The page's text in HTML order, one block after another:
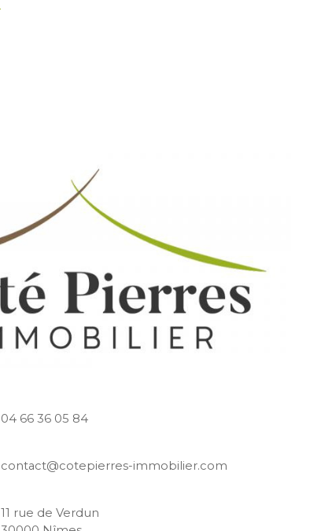
04 66 36 05 84
contact@cotepierres-immobilier.com
11 rue de Verdun